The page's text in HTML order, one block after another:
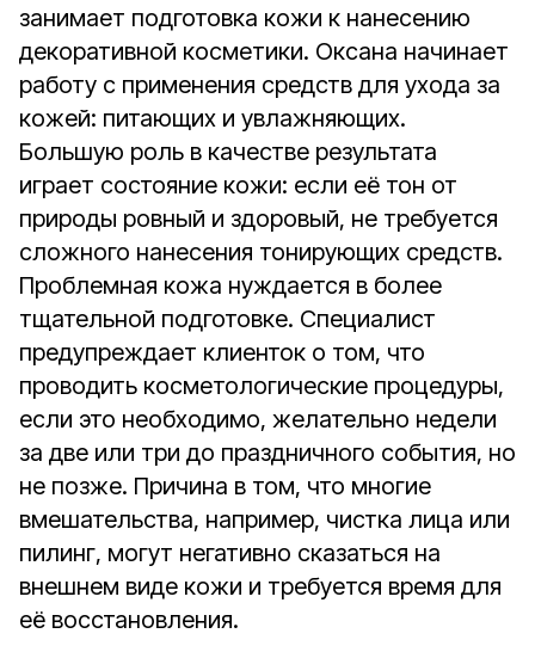
занимает подготовка кожи к нанесению
декоративной косметики. Оксана начинает
работу с применения средств для ухода за
кожей: питающих и увлажняющих.
Большую роль в качестве результата
играет состояние кожи: если её тон от
природы ровный и здоровый, не требуется
сложного нанесения тонирующих средств.
Проблемная кожа нуждается в более
тщательной подготовке. Специалист
предупреждает клиенток о том, что
проводить косметологические процедуры,
если это необходимо, желательно недели
за две или три до праздничного события, но
не позже. Причина в том, что многие
вмешательства, например, чистка лица или
пилинг, могут негативно сказаться на
внешнем виде кожи и требуется время для
её восстановления.